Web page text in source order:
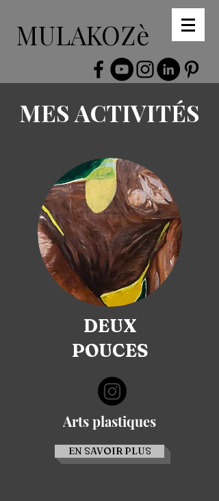
MULAKOZè
MES ACTIVITÉS
DEUX
POUCES
Arts plastiques
EN SAVOIR PLUS